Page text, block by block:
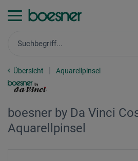
Übersicht Aquarellpinsel
boesner by Da Vinci
Aquarellpinsel